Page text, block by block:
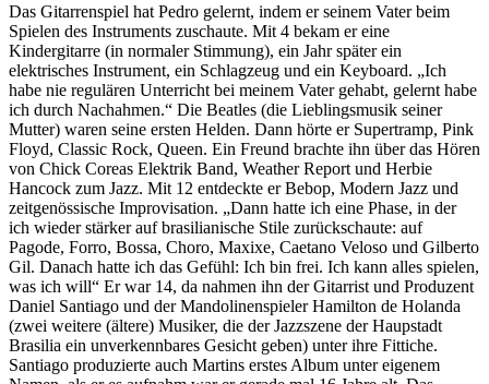
Das Gitarrenspiel hat Pedro gelernt, indem er seinem Vater beim
Spielen des Instruments zuschaute. Mit 4 bekam er eine
Kindergitarre (in normaler Stimmung), ein Jahr später ein
elektrisches Instrument, ein Schlagzeug und ein Keyboard. „Ich
habe nie regulären Unterricht bei meinem Vater gehabt, gelernt habe
ich durch Nachahmen.“ Die Beatles (die Lieblingsmusik seiner
Mutter) waren seine ersten Helden. Dann hörte er Supertramp, Pink
Floyd, Classic Rock, Queen. Ein Freund brachte ihn über das Hören
von Chick Coreas Elektrik Band, Weather Report und Herbie
Hancock zum Jazz. Mit 12 entdeckte er Bebop, Modern Jazz und
zeitgenössische Improvisation. „Dann hatte ich eine Phase, in der
ich wieder stärker auf brasilianische Stile zurückschaute: auf
Pagode, Forro, Bossa, Choro, Maxixe, Caetano Veloso und Gilberto
Gil. Danach hatte ich das Gefühl: Ich bin frei. Ich kann alles spielen,
was ich will“ Er war 14, da nahmen ihn der Gitarrist und Produzent
Daniel Santiago und der Mandolinenspieler Hamilton de Holanda
(zwei weitere (ältere) Musiker, die der Jazzszene der Haupstadt
Brasilia ein unverkennbares Gesicht geben) unter ihre Fittiche.
Santiago produzierte auch Martins erstes Album unter eigenem